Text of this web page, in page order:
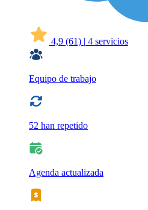
4,9 (61) | 4 servicios
Equipo de trabajo
52 han repetido
Agenda actualizada